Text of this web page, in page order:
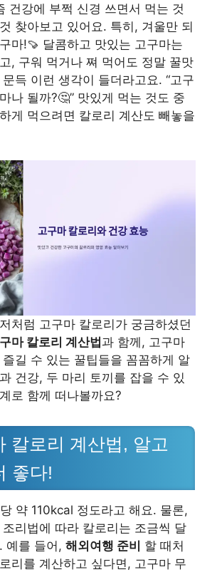
건강에 부쩍 신경 쓰면서 먹는 것
찾아보고 있어요. 특히, 겨울만 되
마!🍠 달콤하고 맛있는 고구마는
, 구워 먹거나 쪄 먹어도 정말 꿀맛
득 이런 생각이 들더라고요. “고구
나 될까?🤔” 맛있게 먹는 것도 중
게 먹으려면 칼로리 계산도 빼놓을
처럼 고구마 칼로리가 궁금하셨던
마 칼로리 계산법 과 함께, 고구마
길 수 있는 꿀팁들을 꼼꼼하게 알
건강, 두 마리 토끼를 잡을 수 있
로 함께 떠나볼까요?
칼로리 계산법, 알고
좋다!
약 110kcal 정도라고 해요. 물론,
리법에 따라 칼로리는 조금씩 달
예를 들어, 해외여행 준비
할 때처
리를 계산하고 싶다면, 고구마 무